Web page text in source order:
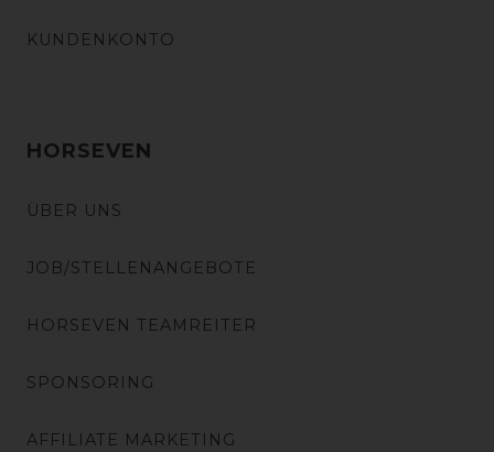
KUNDENKONTO
HORSEVEN
ÜBER UNS
JOB/STELLENANGEBOTE
HORSEVEN TEAMREITER
SPONSORING
AFFILIATE MARKETING